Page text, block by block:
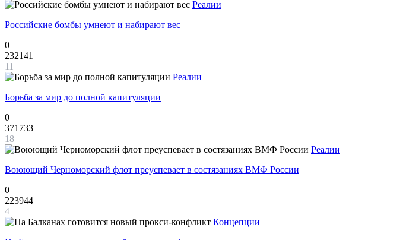
Реалии
Российские бомбы умнеют и набирают вес
0
232141
11
Реалии
Борьба за мир до полной капитуляции
0
371733
18
Реалии
Воюющий Черноморский флот преуспевает в состязаниях ВМФ России
0
223944
4
Концепции